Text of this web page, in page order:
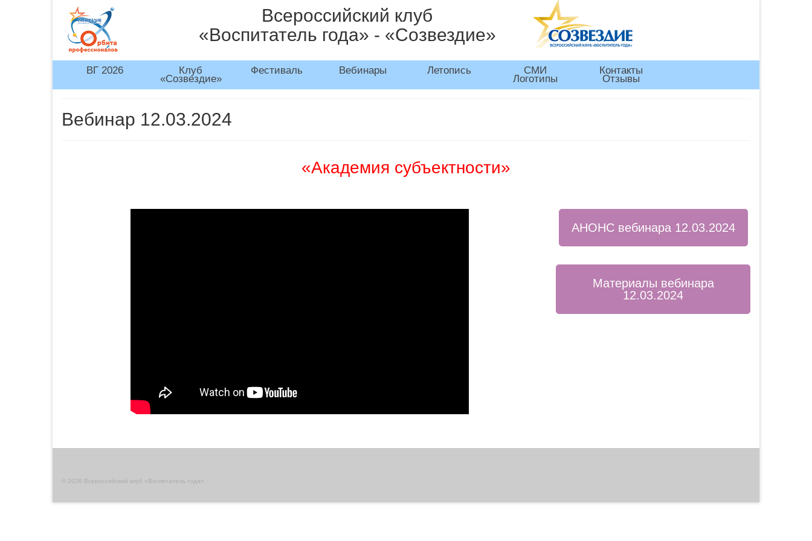
Всероссийский клуб
«Воспитатель года» - «Созвездие»
ВГ 2026 Клуб
«Созвездие»
Фестиваль Вебинары Летопись СМИ
Логотипы
Контакты
Отзывы
Вебинар 12.03.2024
«Академия субъектности»
АНОНС вебинара 12.03.2024
Материалы вебинара
12.03.2024
© 2026 Всероссийский клуб «Воспитатель года»